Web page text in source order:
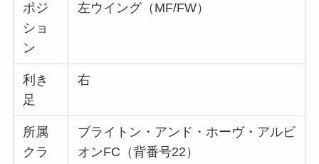
ポジ
ショ
ン
左ウイング（MF/FW）
利き
足
右
所属
クラ
ブライトン・アンド・ホーヴ・アルビ
オンFC（背番号22）